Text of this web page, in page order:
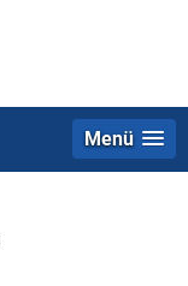
Menü